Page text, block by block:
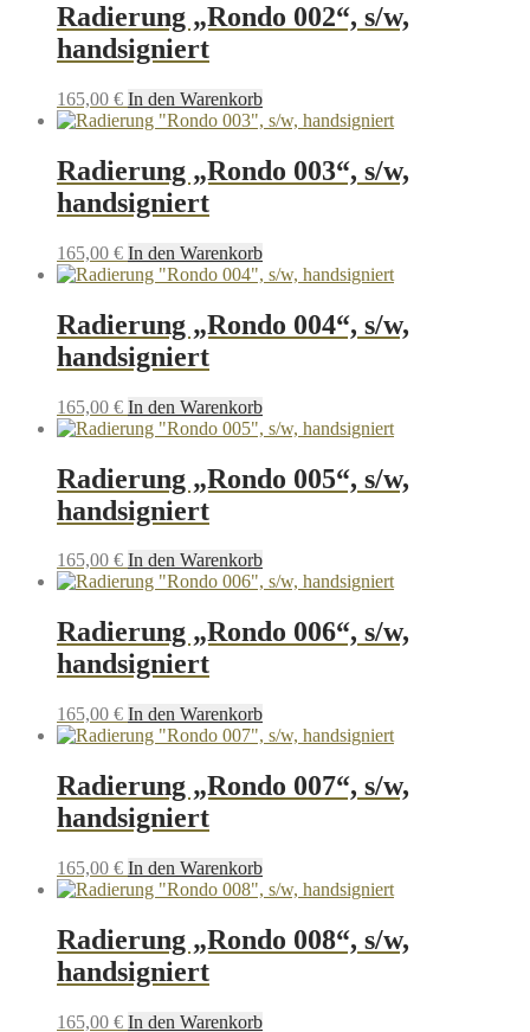
Radierung „Rondo 002“, s/w,
handsigniert
165,00 € In den Warenkorb
Radierung „Rondo 003“, s/w,
handsigniert
165,00 € In den Warenkorb
Radierung „Rondo 004“, s/w,
handsigniert
165,00 € In den Warenkorb
Radierung „Rondo 005“, s/w,
handsigniert
165,00 € In den Warenkorb
Radierung „Rondo 006“, s/w,
handsigniert
165,00 € In den Warenkorb
Radierung „Rondo 007“, s/w,
handsigniert
165,00 € In den Warenkorb
Radierung „Rondo 008“, s/w,
handsigniert
165,00 € In den Warenkorb